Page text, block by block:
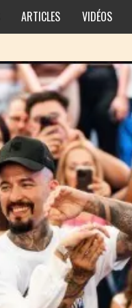
ARTICLES VIDÉOS